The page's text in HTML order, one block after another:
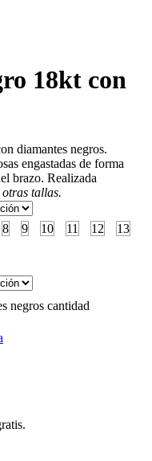
18kt con
diamantes negros.
engastadas de forma
brazo. Realizada
tallas.
8 9 10 11 12
13
negros cantidad